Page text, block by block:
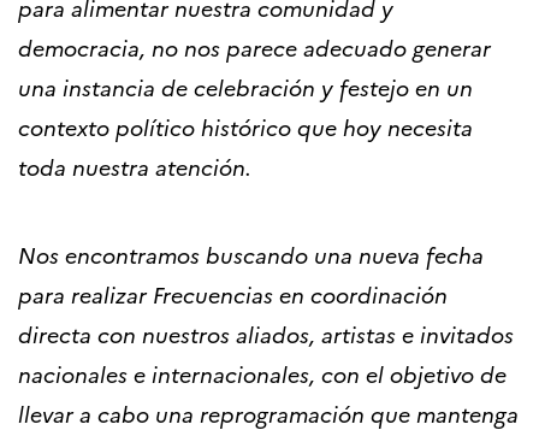
para alimentar nuestra comunidad y
democracia, no nos parece adecuado generar
una instancia de celebración y festejo en un
contexto político histórico que hoy necesita
toda nuestra atención.
Nos encontramos buscando una nueva fecha
para realizar Frecuencias en coordinación
directa con nuestros aliados, artistas e invitados
nacionales e internacionales, con el objetivo de
llevar a cabo una reprogramación que mantenga